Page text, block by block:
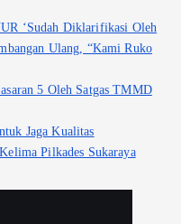
‘Sudah Diklarifikasi Oleh
Ulang, “Kami Ruko
5 Oleh Satgas TMMD
Jaga Kualitas
Pilkades Sukaraya